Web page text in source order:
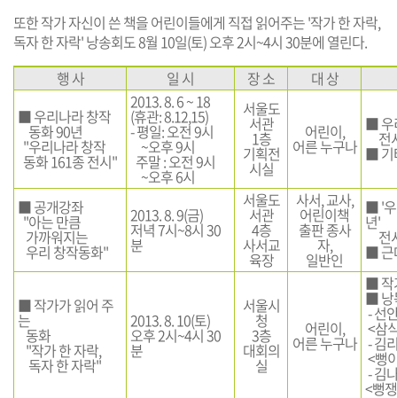
또한 작가 자신이 쓴 책을 어린이들에게 직접 읽어주는 '작가 한 자락,
독자 한 자락' 낭송회도 8월 10일(토) 오후 2시~4시 30분에 열린다.
행 사
일 시 장 소
대 상
■ 우리나라 창작
동화 90년
"우리나라 창작
동화 161종 전시"
2013. 8. 6 ~ 18
(휴관: 8.12,15)
- 평일: 오전 9시
~오후 9시
주말 : 오전 9시
~오후 6시
서울도
서관
1층
기획전
시실
어린이,
어른 누구나
■ 우
전
■ 기
■ 공개강좌
"아는 만큼
가까워지는
우리 창작동화"
2013. 8. 9(금)
저녁 7시~8시 30
분
서울도
서관
4층
사서교
육장
사서, 교사,
어린이책
출판 종사
자,
일반인
■ '우
년'
전
■ 근
■ 작가가 읽어 주
는
동화
"작가 한 자락,
독자 한 자락"
2013. 8. 10(토)
오후 2시~4시 30
분
서울시
청
3층
대회의
실
어린이,
어른 누구나
■ 작
■ 낭
- 선
<삼
- 김
<뻥
- 김
<뻥